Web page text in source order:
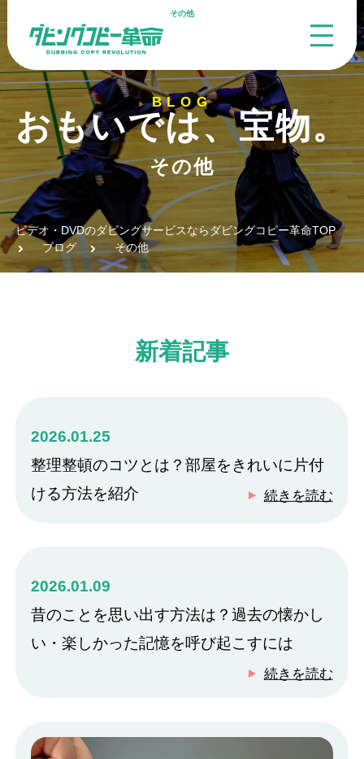
その他
BLOG
おもいでは、宝物。
その他
ビデオ・DVDのダビングサービスならダビングコピー革命TOP
ブログ
その他
新着記事
2026.01.25
整理整頓のコツとは？部屋をきれいに片付
ける方法を紹介
続きを読む
2026.01.09
昔のことを思い出す方法は？過去の懐かし
い・楽しかった記憶を呼び起こすには
続きを読む